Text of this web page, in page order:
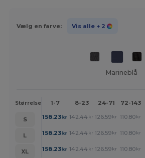
Vælg en farve: Vis alle + 2
Marineblå
Størrelse 1-7 8-23 24-71 72-143
S 158.23kr 142.44 kr 126.59 kr 110.80 kr
L
158.23kr 142.44 kr 126.59 kr 110.80 kr
XL
158.23kr 142.44 kr 126.59 kr 110.80 kr